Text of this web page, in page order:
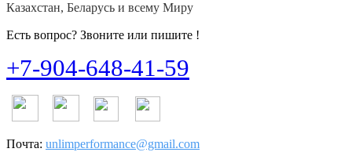
Казахстан, Беларусь и всему Миру
Есть вопрос? Звоните или пишите !
+7-904-648-41-59
Почта: unlimperformance@gmail.com